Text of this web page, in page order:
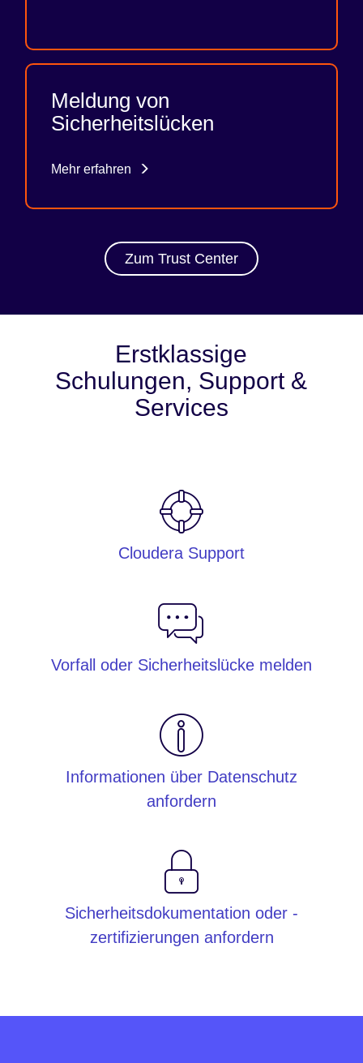
Meldung von
Sicherheitslücken
Mehr erfahren
Zum Trust Center
Erstklassige
Schulungen, Support &
Services
Cloudera Support
Vorfall oder Sicherheitslücke melden
Informationen über Datenschutz
anfordern
Sicherheitsdokumentation oder -
zertifizierungen anfordern